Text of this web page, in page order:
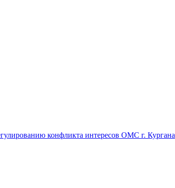
конфликта интересов ОМС г. Кургана